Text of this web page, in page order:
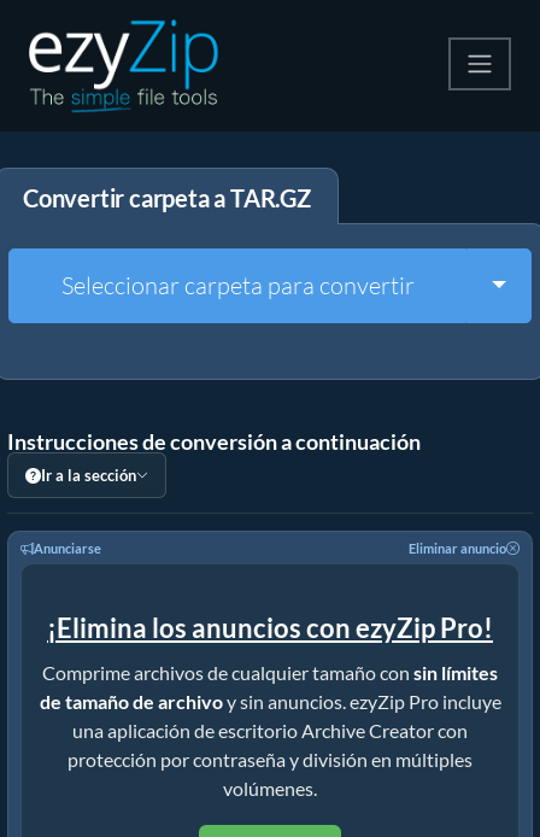
Descomprime
Otras herramientas
Convertir carpeta a TAR.GZ
Seleccionar carpeta para convertir
Instrucciones de conversión a continuación
Ir a la sección
Anunciarse Eliminar anuncio
¡Elimina los anuncios con ezyZip Pro!
Comprime archivos de cualquier tamaño con sin límites
de tamaño de archivoy sin anuncios. ezyZip Pro incluye
una aplicación de escritorio Archive Creator con
protección por contraseña y división en múltiples
volúmenes.